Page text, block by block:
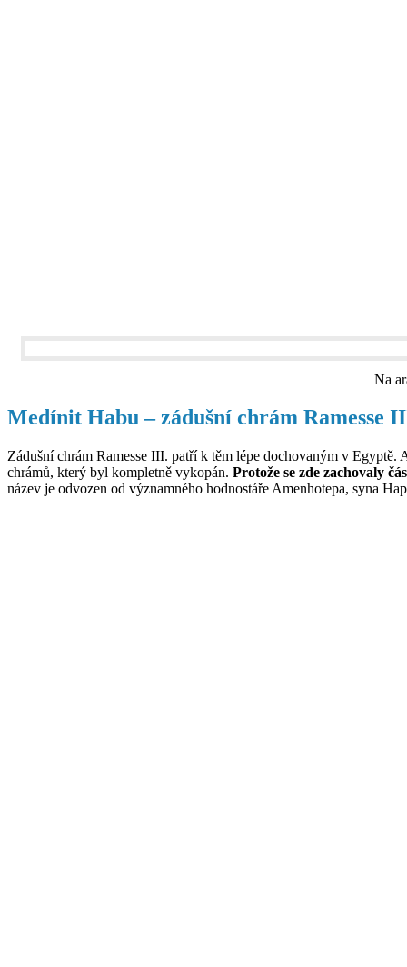
Na
Medínit Habu – zádušní chrám Ramesse
Zádušní chrám Ramesse III. patří k těm lépe dochovaným v
chrámů, který byl kompletně vykopán. Protože se zde zachovaly
název je odvozen od významného hodnostáře Amenhotepa, syna